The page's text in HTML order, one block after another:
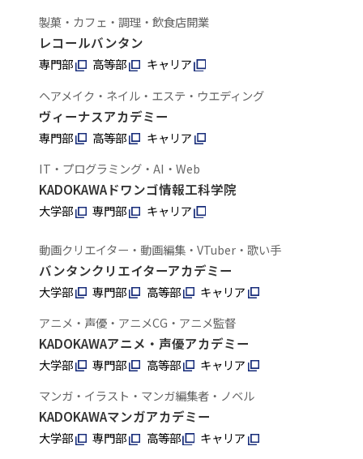
製菓・カフェ・調理・飲食店開業
レコールバンタン
専門部 高等部
キャリア
ヘアメイク・ネイル・エステ・ウエディング
ヴィーナスアカデミー
専門部 高等部
キャリア
IT・プログラミング・AI・Web
KADOKAWAドワンゴ情報工科学院
大学部 専門部 キャリア
動画クリエイター・動画編集・VTuber・歌い手
バンタンクリエイターアカデミー
大学部 専門部 高等部
キャリア
アニメ・声優・アニメCG・アニメ監督
KADOKAWAアニメ・声優アカデミー
大学部 専門部 高等部
キャリア
マンガ・イラスト・マンガ編集者・ノベル
KADOKAWAマンガアカデミー
大学部 専門部 高等部
キャリア